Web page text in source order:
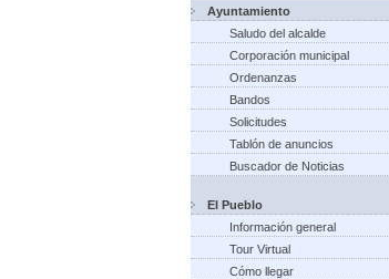
Ayuntamiento
Saludo del alcalde
Corporación municipal
Ordenanzas
Bandos
Solicitudes
Tablón de anuncios
Buscador de Noticias
El Pueblo
Información general
Tour Virtual
Cómo llegar